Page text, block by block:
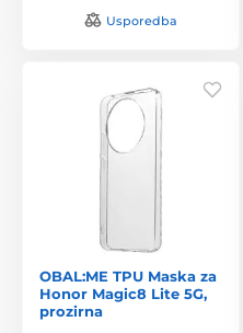
Usporedba
OBAL:ME TPU Maska za
Honor Magic8 Lite 5G,
prozirna